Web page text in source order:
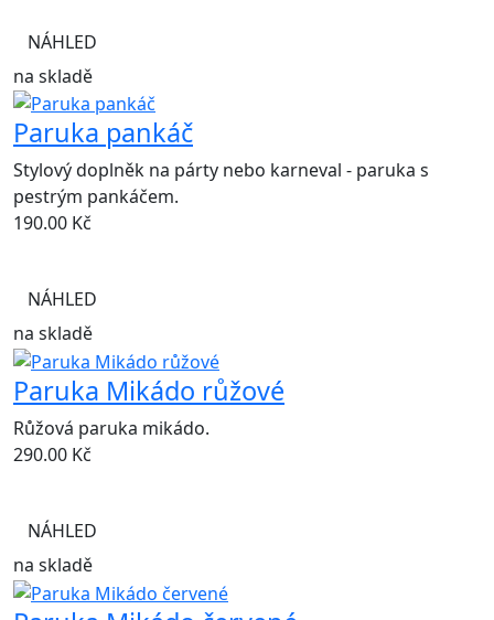
NÁHLED
na skladě
Paruka pankáč
Stylový doplněk na párty nebo karneval - paruka s
pestrým pankáčem.
190.00 Kč
NÁHLED
na skladě
Paruka Mikádo růžové
Růžová paruka mikádo.
290.00 Kč
NÁHLED
na skladě